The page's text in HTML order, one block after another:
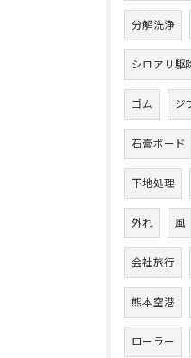
分解洗浄
シロアリ駆
ゴム ジ
石膏ボード
下地処理
外れ 風
会社旅行
熊本空港
ローラー